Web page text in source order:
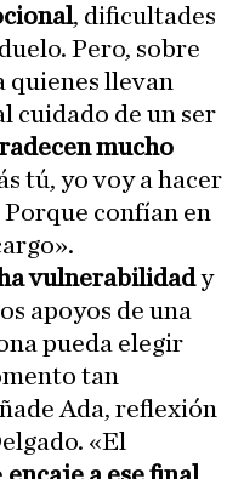
, dificultades
Pero, sobre
quienes llevan
cuidado de un ser
mucho
tú, yo voy a hacer
confían en
vulnerabilidady
apoyos de una
pueda elegir
tan
Ada, reflexión
«El